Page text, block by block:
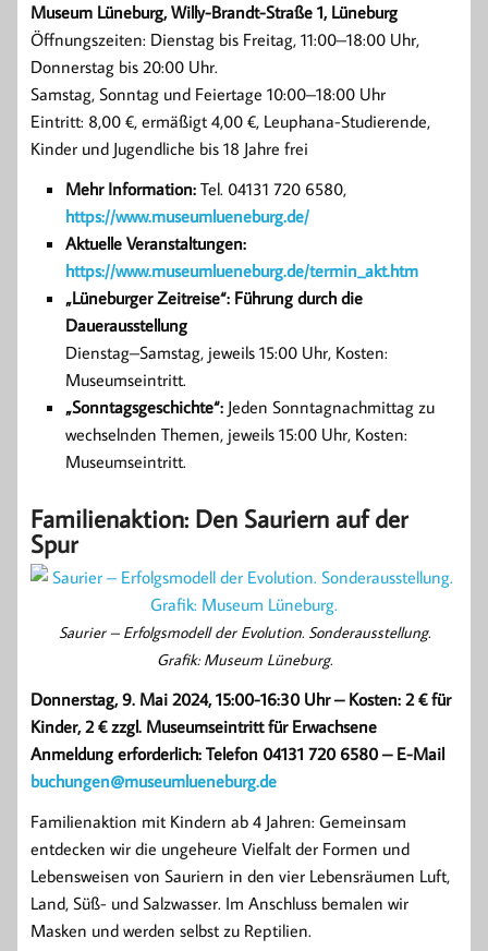
Museum Lüneburg, Willy-Brandt-Straße 1, Lüneburg
Öffnungszeiten: Dienstag bis Freitag, 11:00–18:00 Uhr,
Donnerstag bis 20:00 Uhr.
Samstag, Sonntag und Feiertage 10:00–18:00 Uhr
Eintritt: 8,00 €, ermäßigt 4,00 €, Leuphana-Studierende,
Kinder und Jugendliche bis 18 Jahre frei
Mehr Information: Tel. 04131 720 6580,
https://www.museumlueneburg.de/
Aktuelle Veranstaltungen:
https://www.museumlueneburg.de/termin_akt.htm
„Lüneburger Zeitreise“: Führung durch die
Dauerausstellung
Dienstag–Samstag, jeweils 15:00 Uhr, Kosten:
Museumseintritt.
„Sonntagsgeschichte“: Jeden Sonntagnachmittag zu
wechselnden Themen, jeweils 15:00 Uhr, Kosten:
Museumseintritt.
Familienaktion: Den Sauriern auf der
Spur
Saurier – Erfolgsmodell der Evolution. Sonderausstellung.
Grafik: Museum Lüneburg.
Donnerstag, 9. Mai 2024, 15:00-16:30 Uhr – Kosten: 2 € für
Kinder, 2 € zzgl. Museumseintritt für Erwachsene
Anmeldung erforderlich: Telefon 04131 720 6580 – E-Mail
buchungen@museumlueneburg.de
Familienaktion mit Kindern ab 4 Jahren: Gemeinsam
entdecken wir die ungeheure Vielfalt der Formen und
Lebensweisen von Sauriern in den vier Lebensräumen Luft,
Land, Süß- und Salzwasser. Im Anschluss bemalen wir
Masken und werden selbst zu Reptilien.